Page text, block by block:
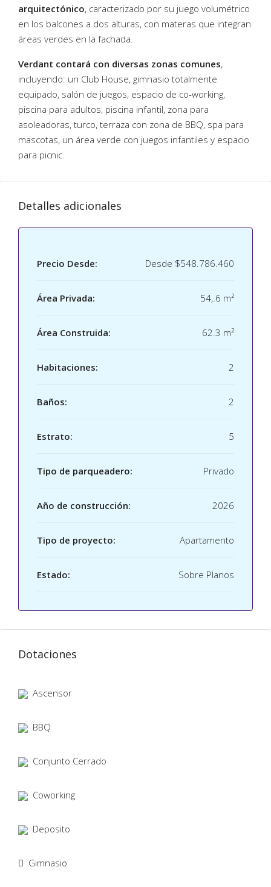
arquitectónico, caracterizado por su juego volumétrico
en los balcones a dos alturas, con materas que integran
áreas verdes en la fachada.
Verdant contará con diversas zonas comunes,
incluyendo: un Club House, gimnasio totalmente
equipado, salón de juegos, espacio de co-working,
piscina para adultos, piscina infantil, zona para
asoleadoras, turco, terraza con zona de BBQ, spa para
mascotas, un área verde con juegos infantiles y espacio
para picnic.
Detalles adicionales
Precio Desde: Desde $548.786.460
Área Privada: 54,.6 m²
Área Construida: 62.3 m²
Habitaciones: 2
Baños: 2
Estrato: 5
Tipo de parqueadero: Privado
Año de construcción: 2026
Tipo de proyecto: Apartamento
Estado: Sobre Planos
Dotaciones
Ascensor
BBQ
Conjunto Cerrado
Coworking
Deposito
Gimnasio